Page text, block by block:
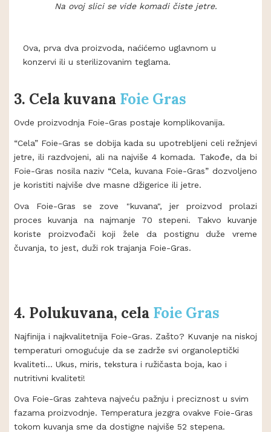
Na ovoj slici se vide komadi čiste jetre.
Ova, prva dva proizvoda, naćićemo uglavnom u
konzervi ili u sterilizovanim teglama.
3. Cela kuvana Foie Gras
Ovde proizvodnja Foie-Gras postaje komplikovanija.
“Cela” Foie-Gras se dobija kada su upotrebljeni celi režnjevi
jetre, ili razdvojeni, ali na najviše 4 komada. Takođe, da bi
Foie-Gras nosila naziv “Cela, kuvana Foie-Gras” dozvoljeno
je koristiti najviše dve masne džigerice ili jetre.
Ova Foie-Gras se zove "kuvana", jer proizvod prolazi
proces kuvanja na najmanje 70 stepeni. Takvo kuvanje
koriste proizvođači koji žele da postignu duže vreme
čuvanja, to jest, duži rok trajanja Foie-Gras.
4. Polukuvana, cela Foie Gras
Najfinija i najkvalitetnija Foie-Gras. Zašto? Kuvanje na niskoj
temperaturi omogućuje da se zadrže svi organoleptički
kvaliteti... Ukus, miris, tekstura i ružičasta boja, kao i
nutritivni kvaliteti!
Ova Foie-Gras zahteva najveću pažnju i preciznost u svim
fazama proizvodnje. Temperatura jezgra ovakve Foie-Gras
tokom kuvanja sme da dostigne najviše 52 stepena.